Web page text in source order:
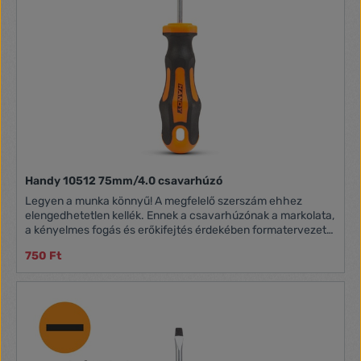
Handy 10512 75mm/4.0 csavarhúzó
Legyen a munka könnyű! A megfelelő szerszám ehhez
elengedhetetlen kellék. Ennek a csavarhúzónak a markolata,
a kényelmes fogás és erőkifejtés érdekében formatervezett,
Króm-vanádium szár Ultra kényelmes és csúszásmentes
fogantyú Akasztólyukkal Fej méret: 4.0 Szárhossz: 75 mm
750 Ft